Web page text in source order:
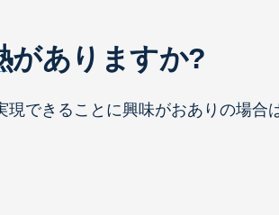
がありますか?
できることに興味がおありの場合